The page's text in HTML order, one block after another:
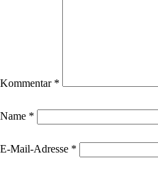
Kommentar *
Name *
E-Mail-Adresse *